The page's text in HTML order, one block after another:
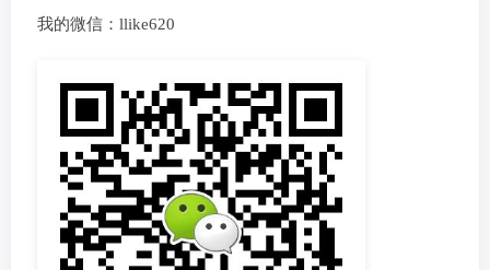
我的微信：llike620